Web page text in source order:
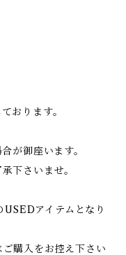
おります。
が御座います。
下さいませ。
アイテムとなり
購入をお控え下さい